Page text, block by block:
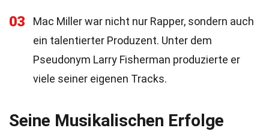
03
Mac Miller war nicht nur Rapper, sondern auch
ein talentierter Produzent. Unter dem
Pseudonym Larry Fisherman produzierte er
viele seiner eigenen Tracks.
Seine Musikalischen Erfolge